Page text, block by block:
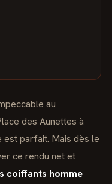
au
des Aunettes à
parfait. Mais dès le
ce rendu net et
coiffants homme